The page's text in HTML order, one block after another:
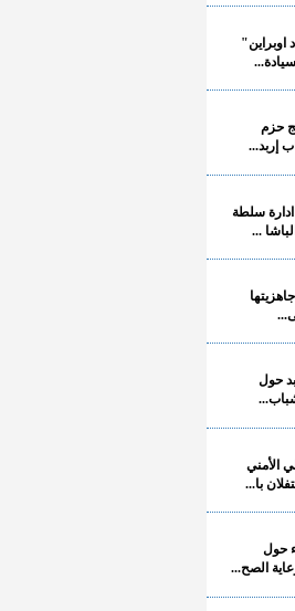
اوبراين"
حزم
إربد...
سلطة
...
حول
الأمني
با...
حول
الصح...